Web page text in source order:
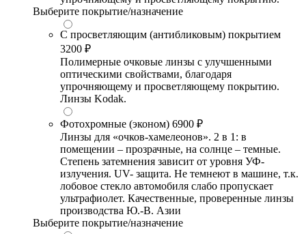
Выберите покрытие/назначение
С просветляющим (антибликовым) покрытием
3200 ₽
Полимерные очковые линзы с улучшенными
оптическими свойствами, благодаря
упрочняющему и просветляющему покрытию.
Линзы Kodak.
Фотохромные (эконом) 6900 ₽
Линзы для «очков-хамелеонов». 2 в 1: в
помещении – прозрачные, на солнце – темные.
Степень затемнения зависит от уровня УФ-
излучения. UV- защита. Не темнеют в машине, т.к.
лобовое стекло автомобиля слабо пропускает
ультрафиолет. Качественные, проверенные линзы
производства Ю.-В. Азии
Выберите покрытие/назначение